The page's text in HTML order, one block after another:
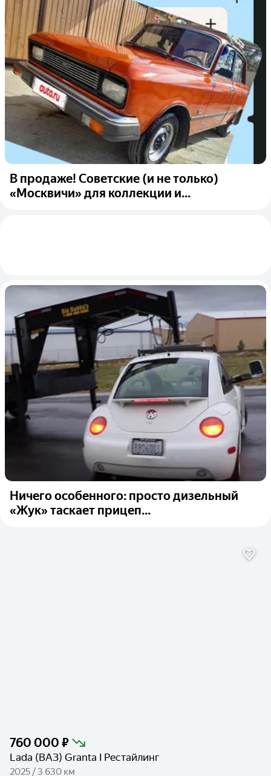
В продаже! Советские (и не только)
«Москвичи» для коллекции и...
Ничего особенного: просто дизельный
«Жук» таскает прицеп...
760 000 ₽
Lada (ВАЗ) Granta I Рестайлинг
2025 / 3 630 км